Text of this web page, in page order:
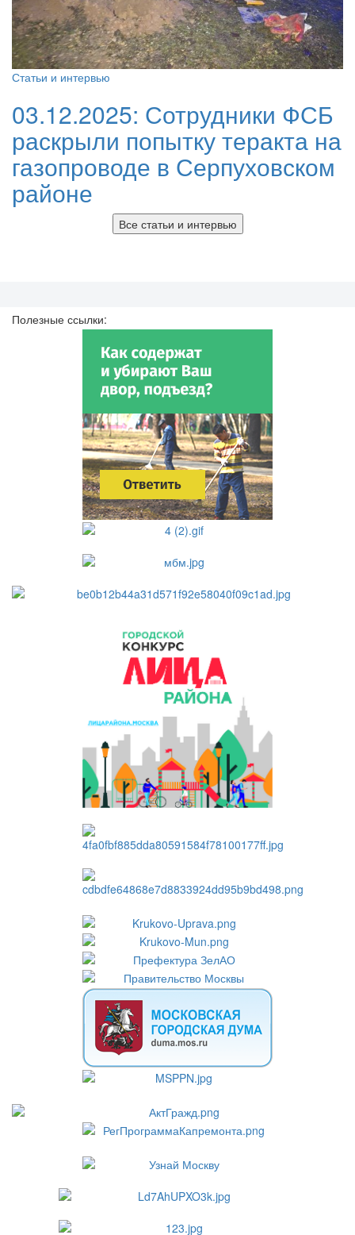
Статьи и интервью
03.12.2025: Сотрудники ФСБ
раскрыли попытку теракта на
газопроводе в Серпуховском
районе
Все статьи и интервью
Полезные ссылки: